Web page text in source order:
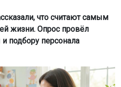
что считают самым
жизни. Опрос провёл
подбору персонала